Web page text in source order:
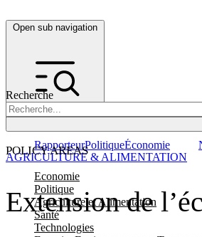
Open sub navigation
Recherche
POLICY AREAS
Economie
Politique
Agriculture et Alimentation
Santé
Technologies
RapporteurPolitiqueÉconomie
Extension de
AGRICULTURE & ALIMENTATION